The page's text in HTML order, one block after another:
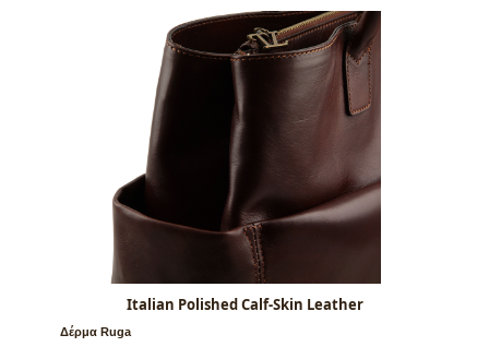
Italian Polished Calf-Skin Leather
Δέρμα Ruga